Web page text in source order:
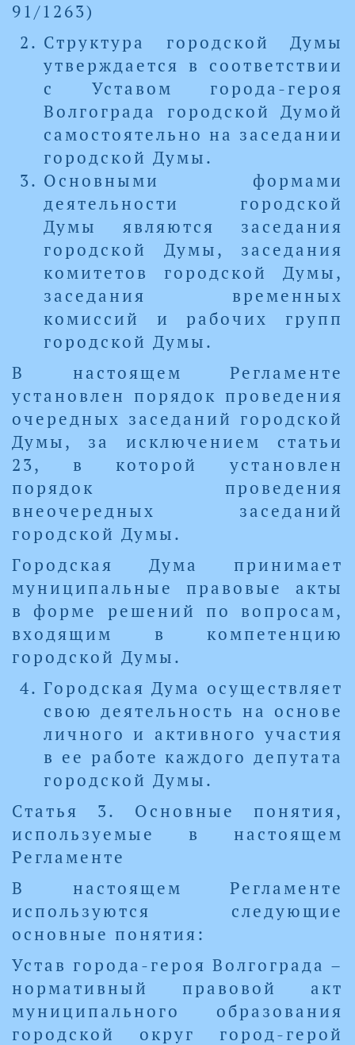
91/1263)
Структура городской Думы
утверждается в соответствии
с Уставом города-героя
Волгограда городской Думой
самостоятельно на заседании
городской Думы.
Основными формами
деятельности городской
Думы являются заседания
городской Думы, заседания
комитетов городской Думы,
заседания временных
комиссий и рабочих групп
городской Думы.
В настоящем Регламенте
установлен порядок проведения
очередных заседаний городской
Думы, за исключением статьи
23, в которой установлен
порядок проведения
внеочередных заседаний
городской Думы.
Городская Дума принимает
муниципальные правовые акты
в форме решений по вопросам,
входящим в компетенцию
городской Думы.
Городская Дума осуществляет
свою деятельность на основе
личного и активного участия
в ее работе каждого депутата
городской Думы.
Статья 3. Основные понятия,
используемые в настоящем
Регламенте
В настоящем Регламенте
используются следующие
основные понятия:
Устав города-героя Волгограда –
нормативный правовой акт
муниципального образования
городской округ город-герой